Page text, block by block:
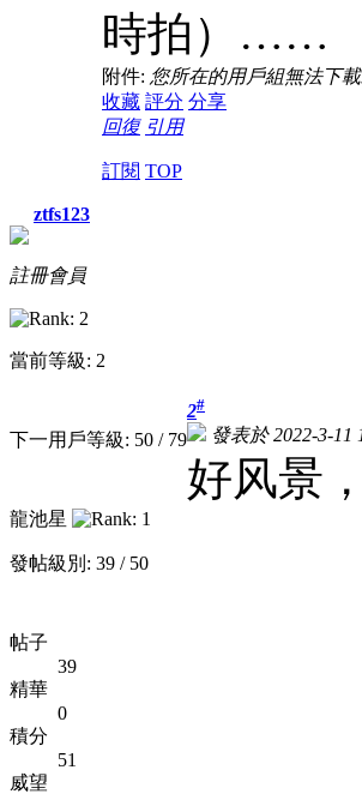
時拍）……
附件: 您所在的用戶組無法下
收藏 評分 分享
回復 引用
訂閱 TOP
ztfs123
註冊會員
當前等級: 2
下一用戶等級: 50 / 79
龍池星
發帖級別: 39 / 50
帖子
39
精華
0
積分
51
威望
2#
發表於 2022-3-11
好风景